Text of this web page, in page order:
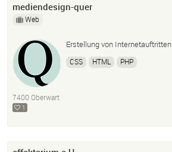
mediendesign-quer
Web
Erstellung von Internetauftritten
CSS HTML PHP
7400 Oberwart
1